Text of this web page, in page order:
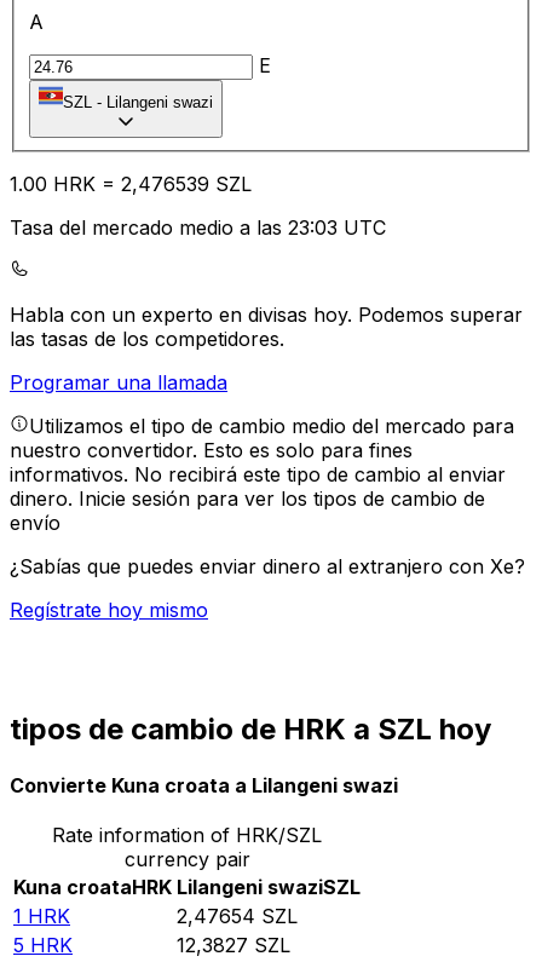
A
E
SZL - Lilangeni swazi
1.00 HRK = 2,476539 SZL
Tasa del mercado medio a las 23:03 UTC
Habla con un experto en divisas hoy. Podemos superar
las tasas de los competidores.
Programar una llamada
Utilizamos el tipo de cambio medio del mercado para
nuestro convertidor. Esto es solo para fines
informativos. No recibirá este tipo de cambio al enviar
dinero. Inicie sesión para ver los tipos de cambio de
envío
¿Sabías que puedes enviar dinero al extranjero con Xe?
Regístrate hoy mismo
tipos de cambio de HRK a SZL hoy
Convierte Kuna croata a Lilangeni swazi
Rate information of HRK/SZL
currency pair
Kuna croataHRK Lilangeni swaziSZL
1 HRK 2,47654 SZL
5 HRK 12,3827 SZL